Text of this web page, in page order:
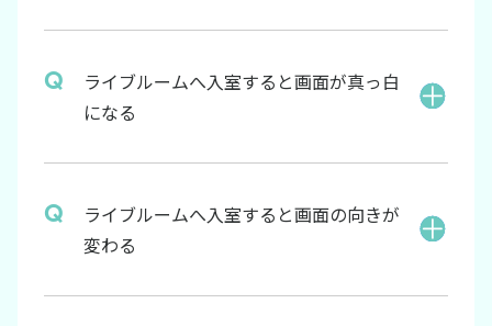
ライブルームへ入室すると画面が真っ白
になる
ライブルームへ入室すると画面の向きが
変わる